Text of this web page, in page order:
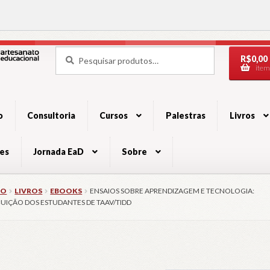
por:
R$0,00
item
Consultoria Cursos Palestras Livros
Jornada EaD Sobre
LIVROS EBOOKS
ENSAIOS SOBRE APRENDIZAGEM E TECNOLOGIA:
DOS ESTUDANTES DE TAAV/TIDD